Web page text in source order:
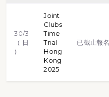
30/3
（ 日
）
Joint
Clubs
Time
Trial
Hong
Kong
2025
已截止報名